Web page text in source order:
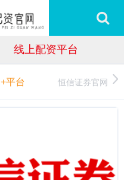
线上配资平台
+平台 恒信证券官网